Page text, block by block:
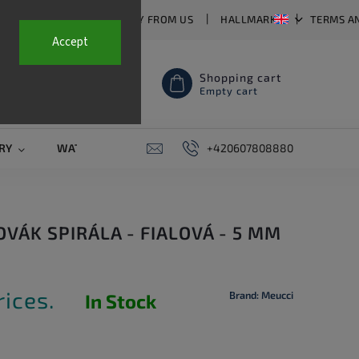
Accept
US FAQ WHY BUY FROM US HALLMARKS TERMS
Shopping cart
Empty cart
WATCH STRAPS SALE PIERCING
+420607808880
SPIRÁLA - FIALOVÁ - 5 MM
Brand: Meucci
In Stock